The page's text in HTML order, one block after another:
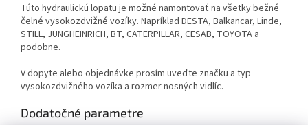
Túto hydraulickú lopatu je možné namontovať na všetky bežné
čelné vysokozdvižné vozíky. Napríklad DESTA, Balkancar, Linde,
STILL, JUNGHEINRICH, BT, CATERPILLAR, CESAB, TOYOTA a
podobne.
V dopyte alebo objednávke prosím uveďte značku a typ
vysokozdvižného vozíka a rozmer nosných vidlíc.
Dodatočné parametre